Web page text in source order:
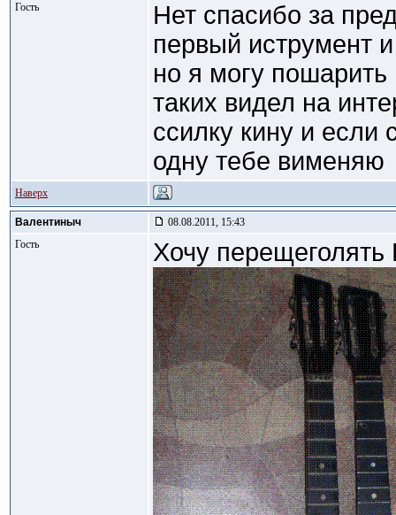
Гость
Нет спасибо за
первый иструмент
но я могу
таких видел на
ссилку кину и если
одну тебе вименяю
Наверх
Валентиныч
08.08.2011, 15:43
Гость
Хочу перещеголять